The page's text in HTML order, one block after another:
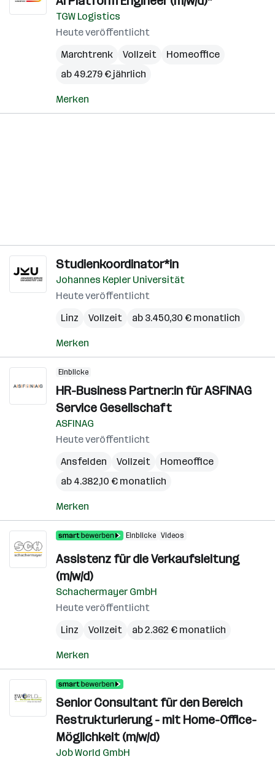
TGW Logistics
Heute veröffentlicht
Marchtrenk
Vollzeit
Homeoffice
ab 49.279 € jährlich
Merken
Studienkoordinator*in
Johannes Kepler Universität
Heute veröffentlicht
Linz
Vollzeit ab 3.450,30 € monatlich
Merken
Einblicke
HR-Business Partner:in für ASFINAG
Service Gesellschaft
ASFINAG
Heute veröffentlicht
Ansfelden
Vollzeit
Homeoffice
ab 4.382,10 € monatlich
Merken
Einblicke Videos
Assistenz für die Verkaufsleitung
(m/w/d)
Schachermayer GmbH
Heute veröffentlicht
Linz
Vollzeit ab 2.362 € monatlich
Merken
Senior Consultant für den Bereich
Restrukturierung - mit Home-Office-
Möglichkeit (m/w/d)
Job World GmbH